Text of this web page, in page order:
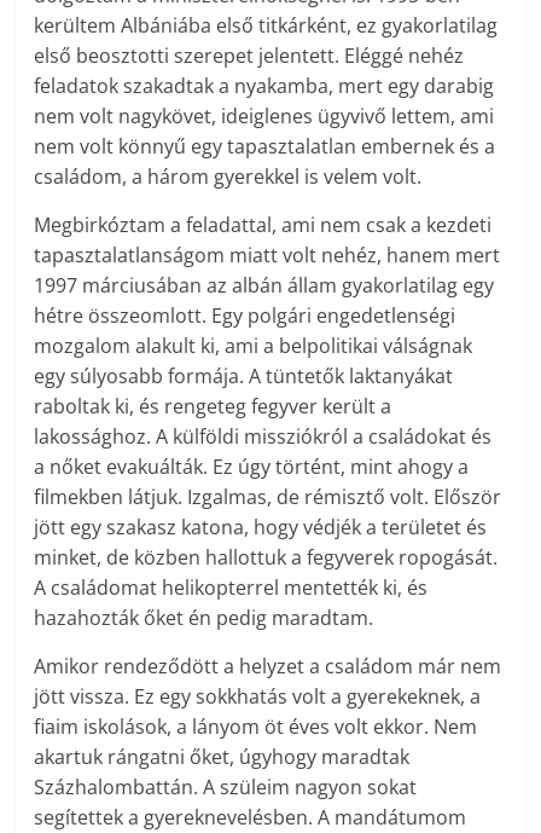
kerültem Albániába első titkárként, ez gyakorlatilag
első beosztotti szerepet jelentett. Eléggé nehéz
feladatok szakadtak a nyakamba, mert egy darabig
nem volt nagykövet, ideiglenes ügyvivő lettem, ami
nem volt könnyű egy tapasztalatlan embernek és a
családom, a három gyerekkel is velem volt.
Megbirkóztam a feladattal, ami nem csak a kezdeti
tapasztalatlanságom miatt volt nehéz, hanem mert
1997 márciusában az albán állam gyakorlatilag egy
hétre összeomlott. Egy polgári engedetlenségi
mozgalom alakult ki, ami a belpolitikai válságnak
egy súlyosabb formája. A tüntetők laktanyákat
raboltak ki, és rengeteg fegyver került a
lakossághoz. A külföldi missziókról a családokat és
a nőket evakuálták. Ez úgy történt, mint ahogy a
filmekben látjuk. Izgalmas, de rémisztő volt. Először
jött egy szakasz katona, hogy védjék a területet és
minket, de közben hallottuk a fegyverek ropogását.
A családomat helikopterrel mentették ki, és
hazahozták őket én pedig maradtam.
Amikor rendeződött a helyzet a családom már nem
jött vissza. Ez egy sokkhatás volt a gyerekeknek, a
fiaim iskolások, a lányom öt éves volt ekkor. Nem
akartuk rángatni őket, úgyhogy maradtak
Százhalombattán. A szüleim nagyon sokat
segítettek a gyereknevelésben. A mandátumom